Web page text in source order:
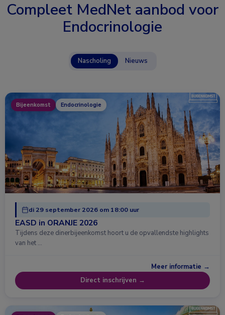
Compleet MedNet aanbod voor
Endocrinologie
Nascholing Nieuws
Bijeenkomst Endocrinologie
di 29 september 2026 om 18:00 uur
EASD in ORANJE 2026
Tijdens deze dinerbijeenkomst hoort u de opvallendste highlights
van het …
Meer informatie →
Direct inschrijven →